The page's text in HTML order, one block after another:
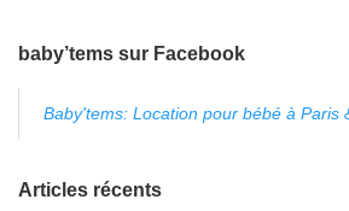
baby’tems sur Facebook
Baby'tems: Location pour bébé à Paris
Articles récents